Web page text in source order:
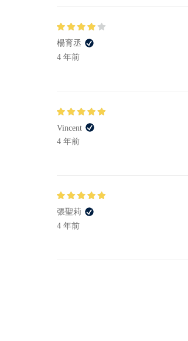
楊育丞
4 年前
Vincent
4 年前
張聖莉
4 年前